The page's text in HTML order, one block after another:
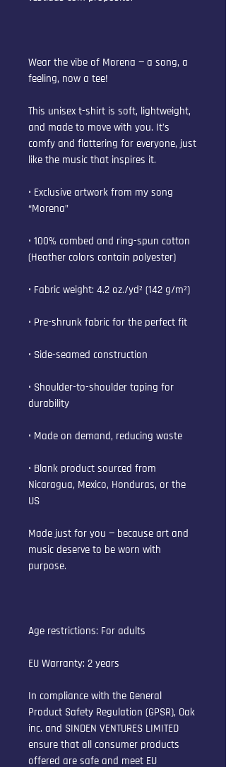
Wear the vibe of Morena — a song, a
feeling, now a tee!
This unisex t-shirt is soft, lightweight,
and made to move with you. It’s
comfy and flattering for everyone, just
like the music that inspires it.
• Exclusive artwork from my song
“Morena”
• 100% combed and ring-spun cotton
(Heather colors contain polyester)
• Fabric weight: 4.2 oz./yd² (142 g/m²)
• Pre-shrunk fabric for the perfect fit
• Side-seamed construction
• Shoulder-to-shoulder taping for
durability
• Made on demand, reducing waste
• Blank product sourced from
Nicaragua, Mexico, Honduras, or the
US
Made just for you — because art and
music deserve to be worn with
purpose.
Age restrictions: For adults
EU Warranty: 2 years
In compliance with the General
Product Safety Regulation (GPSR), Oak
inc. and SINDEN VENTURES LIMITED
ensure that all consumer products
offered are safe and meet EU